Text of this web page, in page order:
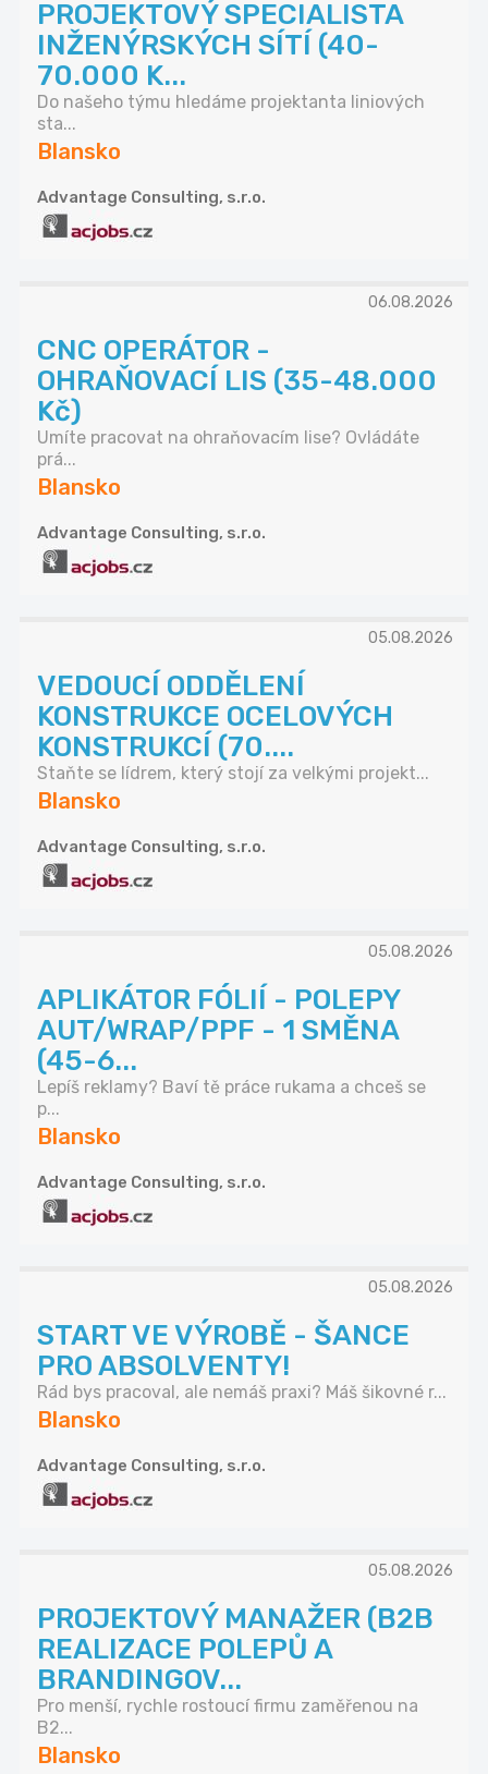
PROJEKTOVÝ SPECIALISTA
INŽENÝRSKÝCH SÍTÍ (40-
70.000 K...
Do našeho týmu hledáme projektanta liniových
sta...
Blansko
Advantage Consulting, s.r.o.
06.08.2026
CNC OPERÁTOR -
OHRAŇOVACÍ LIS (35-48.000
Kč)
Umíte pracovat na ohraňovacím lise? Ovládáte
prá...
Blansko
Advantage Consulting, s.r.o.
05.08.2026
VEDOUCÍ ODDĚLENÍ
KONSTRUKCE OCELOVÝCH
KONSTRUKCÍ (70....
Staňte se lídrem, který stojí za velkými projekt...
Blansko
Advantage Consulting, s.r.o.
05.08.2026
APLIKÁTOR FÓLIÍ - POLEPY
AUT/WRAP/PPF - 1 SMĚNA
(45-6...
Lepíš reklamy? Baví tě práce rukama a chceš se
p...
Blansko
Advantage Consulting, s.r.o.
05.08.2026
START VE VÝROBĚ - ŠANCE
PRO ABSOLVENTY!
Rád bys pracoval, ale nemáš praxi? Máš šikovné r...
Blansko
Advantage Consulting, s.r.o.
05.08.2026
PROJEKTOVÝ MANAŽER (B2B
REALIZACE POLEPŮ A
BRANDINGOV...
Pro menší, rychle rostoucí firmu zaměřenou na
B2...
Blansko